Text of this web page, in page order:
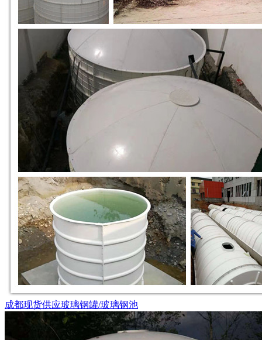
成都现货供应玻璃钢罐/玻璃钢池